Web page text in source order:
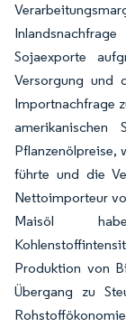
Sojaexporte
Versorgung und
Importnachfrage
Pflanzenölpreise,
führte und die
Nettoimporteur
Maisöl
Produktion von
Übergang zu